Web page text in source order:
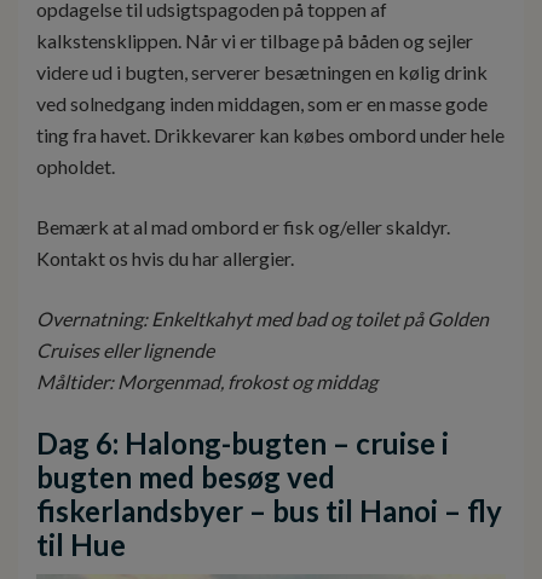
opdagelse til udsigtspagoden på toppen af
kalkstensklippen. Når vi er tilbage på båden og sejler
videre ud i bugten, serverer besætningen en kølig drink
ved solnedgang inden middagen, som er en masse gode
ting fra havet. Drikkevarer kan købes ombord under hele
opholdet.
Bemærk at al mad ombord er fisk og/eller skaldyr.
Kontakt os hvis du har allergier.
Overnatning: Enkeltkahyt med bad og toilet på Golden
Cruises eller lignende
Måltider: Morgenmad, frokost og middag
Dag 6: Halong-bugten – cruise i
bugten med besøg ved
fiskerlandsbyer – bus til Hanoi – fly
til Hue